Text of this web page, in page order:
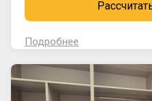
Подробнее